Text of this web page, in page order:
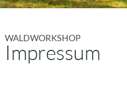
WALDWORKSHOP
Impressum